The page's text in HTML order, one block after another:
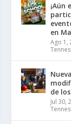
¡Aún
en
Ago 1,
de
Jul 30,